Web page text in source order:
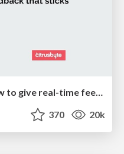
Building Better People: How to give real-time feedback that sticks.
370 20k